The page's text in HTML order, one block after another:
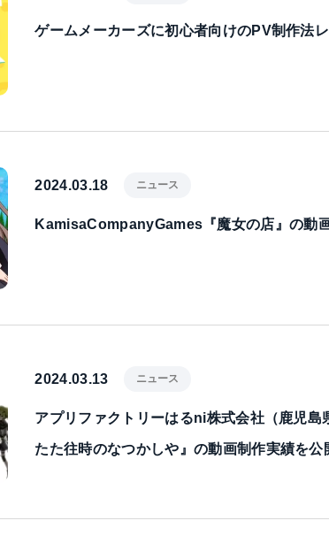
ゲームメーカーズに初心者向けのPV制作法
2024.03.18 ニュース
KamisaCompanyGames『魔女の店』の動
2024.03.13 ニュース
アプリファクトリーはるni株式会社（鹿児島
たた往時のなつかしや』の動画制作実績を公